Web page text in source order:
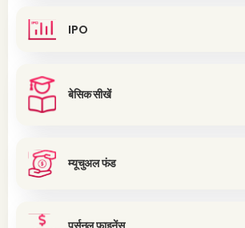
IPO
बेसिक सीखें
म्यूचुअल फंड